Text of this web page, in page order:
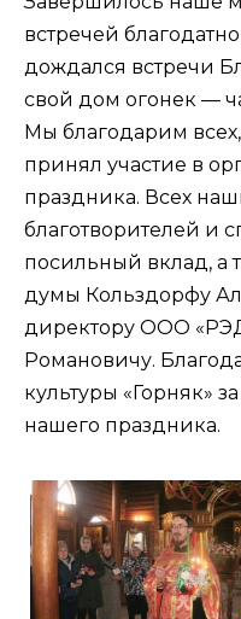
встречей
дождался встречи
свой дом огонек —
Мы благодарим
принял участие в
праздника. Всех
благотворителей и
посильный вклад, а
думы Кольздорфу
директору ООО
Романовичу.
культуры «Горняк»
нашего праздника.